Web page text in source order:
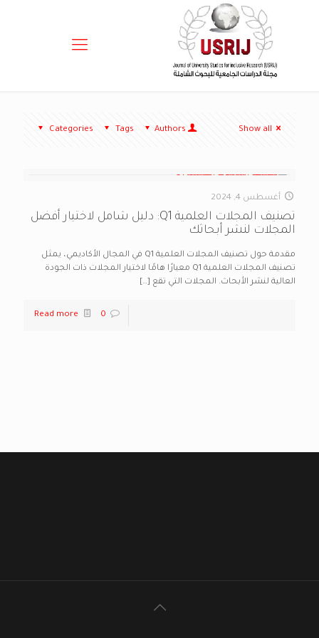
Categories Tags Authors Show all
أغسطس 4, 2024
تصنيف المجلات العلمية Q1: دليل شامل لاختيار أفضل
المجلات لنشر أبحاثك
مقدمة حول تصنيف المجلات العلمية Q1 في المجال الأكاديمي، يمثل
تصنيف المجلات العلمية Q1 معيارًا هامًا لاختيار المجلات ذات الجودة
العالية لنشر الأبحاث. المجلات التي تقع […]
0
Read more